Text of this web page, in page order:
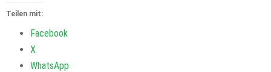
Teilen mit:
Facebook
X
WhatsApp